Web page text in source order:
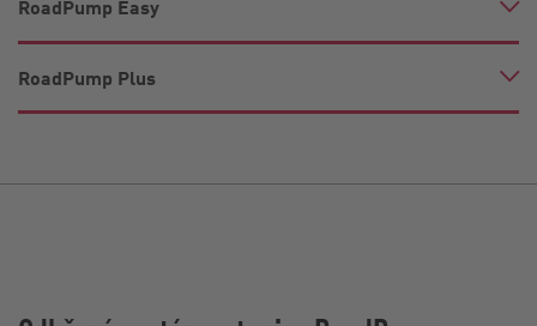
RoadPump Easy
RoadPump Plus